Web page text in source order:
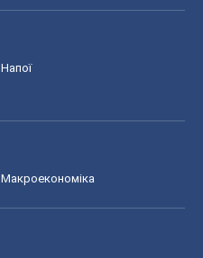
Напої
Макроекономіка